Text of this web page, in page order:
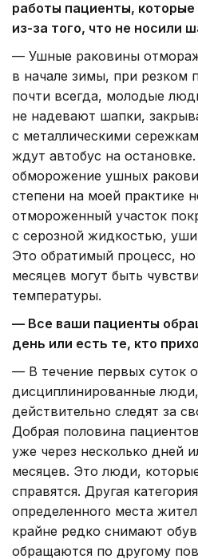
работы пациенты,
из-за того, что не носили
— Ушные раковины
в начале зимы, при резком
почти всегда, молодые
не надевают шапки,
с металлическими
ждут автобус на
обморожение ушных
степени на моей практике
отмороженный участок
с серозной жидкостью,
Это обратимый процесс,
месяцев могут быть
температуры.
— Все ваши пациенты
день или есть те, кто
— В течение первых суток
дисциплинированные
действительно следят за
Добрая половина
уже через несколько дней
месяцев. Это люди,
справятся. Другая
определенного места
крайне редко снимают
обращаются по другому